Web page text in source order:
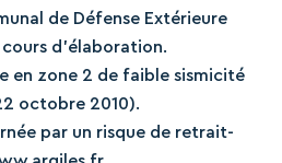
de Défense Extérieure
d’élaboration.
en zone 2 de faible sismicité
octobre 2010).
par un risque de retrait-